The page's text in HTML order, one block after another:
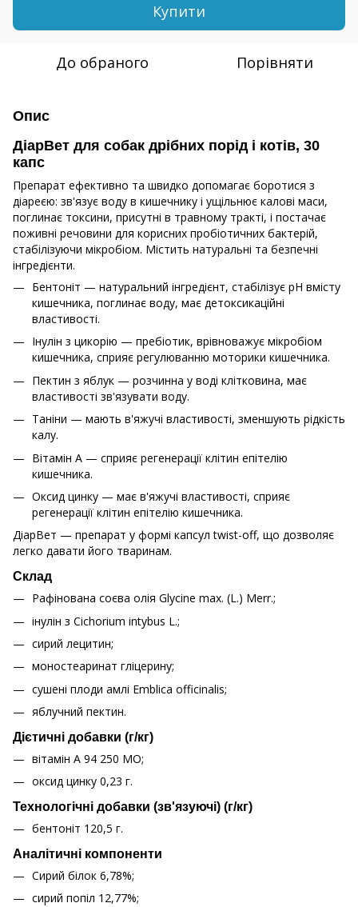
Купити
До обраного Порівняти
Опис
ДіарВет для собак дрібних порід і котів, 30
капс
Препарат ефективно та швидко допомагає боротися з
діареєю: зв'язує воду в кишечнику і ущільнює калові маси,
поглинає токсини, присутні в травному тракті, і постачає
поживні речовини для корисних пробіотичних бактерій,
стабілізуючи мікробіом. Містить натуральні та безпечні
інгредієнти.
Бентоніт — натуральний інгредієнт, стабілізує рН вмісту
кишечника, поглинає воду, має детоксикаційні
властивості.
Інулін з цикорію — пребіотик, врівноважує мікробіом
кишечника, сприяє регулюванню моторики кишечника.
Пектин з яблук — розчинна у воді клітковина, має
властивості зв'язувати воду.
Таніни — мають в'яжучі властивості, зменшують рідкість
калу.
Вітамін А — сприяє регенерації клітин епітелію
кишечника.
Оксид цинку — має в'яжучі властивості, сприяє
регенерації клітин епітелію кишечника.
ДіарВет — препарат у формі капсул twist-off, що дозволяє
легко давати його тваринам.
Склад
Рафінована соєва олія Glycine max. (L.) Merr.;
інулін з Cichorium intybus L.;
сирий лецитин;
моностеаринат гліцерину;
сушені плоди амлі Emblica officinalis;
яблучний пектин.
Дієтичні добавки (г/кг)
вітамін А 94 250 МО;
оксид цинку 0,23 г.
Технологічні добавки (зв'язуючі) (г/кг)
бентоніт 120,5 г.
Аналітичні компоненти
Сирий білок 6,78%;
сирий попіл 12,77%;